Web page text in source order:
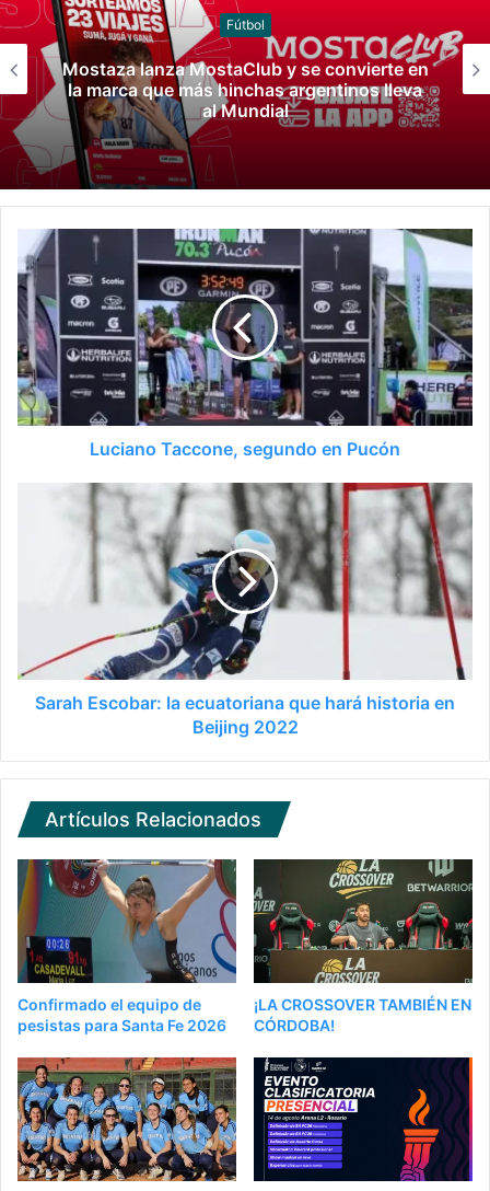
Juegos
Panamá 2026: La natación cerró con 35
medallas
Luciano Taccone, segundo en Pucón
Sarah Escobar: la ecuatoriana que hará historia en
Beijing 2022
Artículos Relacionados
Confirmado el equipo de
pesistas para Santa Fe 2026
¡LA CROSSOVER TAMBIÉN EN
CÓRDOBA!